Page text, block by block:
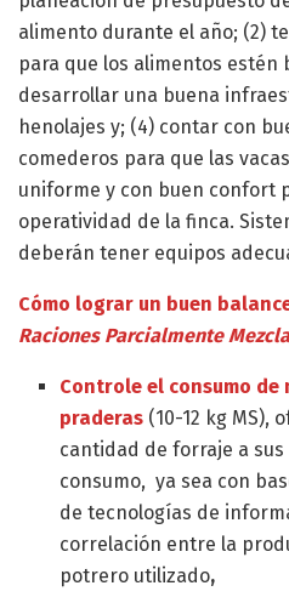
alimento durante el año; (2)
para que los alimentos estén
desarrollar una buena
henolajes y; (4) contar con
comederos para que las
uniforme y con buen confort
operatividad de la finca.
deberán tener equipos
Cómo lograr un buen
Raciones Parcialmente
Controle el consumo de
praderas (10-12 kg MS),
cantidad de forraje a
consumo, ya sea con
de tecnologías de
correlación entre la
potrero utilizado,